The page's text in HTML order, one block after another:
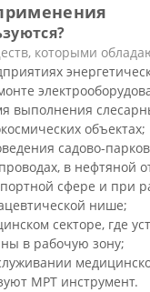
которыми
выполнения
объектах;
садово-
в нефтяной
сфере и при
нише;
секторе, где
в рабочую зону;
МРТ инструмент.